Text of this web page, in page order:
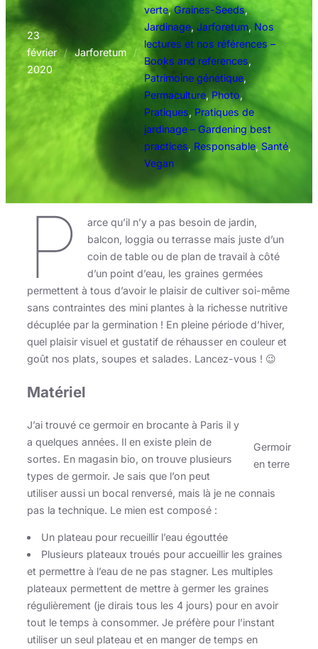
23
février
2020
/ Jarforetum /
verte, Graines-Seeds ,
Jardinage, Jarforetum, Nos
lectures et nos références –
Books and references
Patrimoine génétique
Permaculture, Photo
Pratiques, Pratiques de
jardinage – Gardening best
practices, Responsable, Santé
Vegan
P
arce qu’il n’y a pas besoin de jardin,
balcon, loggia ou terrasse mais juste d’un
coin de table ou de plan de travail à côté
d’un point d’eau, les graines germées
permettent à tous d’avoir le plaisir de cultiver soi-même
sans contraintes des mini plantes à la richesse nutritive
décuplée par la germination ! En pleine période d’hiver,
quel plaisir visuel et gustatif de réhausser en couleur et
goût nos plats, soupes et salades. Lancez-vous ! 😉
Matériel
Germoir
en terre
J’ai trouvé ce germoir en brocante à Paris il y
a quelques années. Il en existe plein de
sortes. En magasin bio, on trouve plusieurs
types de germoir. Je sais que l’on peut
utiliser aussi un bocal renversé, mais là je ne connais
pas la technique. Le mien est composé :
Un plateau pour recueillir l’eau égouttée
Plusieurs plateaux troués pour accueillir les graines
et permettre à l’eau de ne pas stagner. Les multiples
plateaux permettent de mettre à germer les graines
régulièrement (je dirais tous les 4 jours) pour en avoir
tout le temps à consommer. Je préfère pour l’instant
utiliser un seul plateau et en manger de temps en